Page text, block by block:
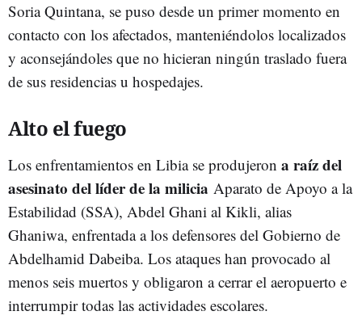
Soria Quintana, se puso desde un primer momento en
contacto con los afectados, manteniéndolos localizados
y aconsejándoles que no hicieran ningún traslado fuera
de sus residencias u hospedajes.
Alto el fuego
Los enfrentamientos en Libia se produjeron a raíz del
asesinato del líder de la milicia Aparato de Apoyo a la
Estabilidad (SSA), Abdel Ghani al Kikli, alias
Ghaniwa, enfrentada a los defensores del Gobierno de
Abdelhamid Dabeiba. Los ataques han provocado al
menos seis muertos y obligaron a cerrar el aeropuerto e
interrumpir todas las actividades escolares.